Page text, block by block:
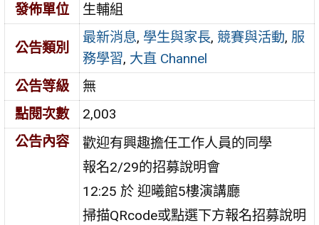
發佈單位
生輔組
公告類別
最新消息, 學生與家長, 競賽與活動, 服
務學習, 大直 Channel
公告等級
無
點閱次數
2,003
公告內容
歡迎有興趣擔任工作人員的同學
報名2/29的招募說明會
12:25 於 迎曦館5樓演講廳
掃描QRcode或點選下方報名招募說明